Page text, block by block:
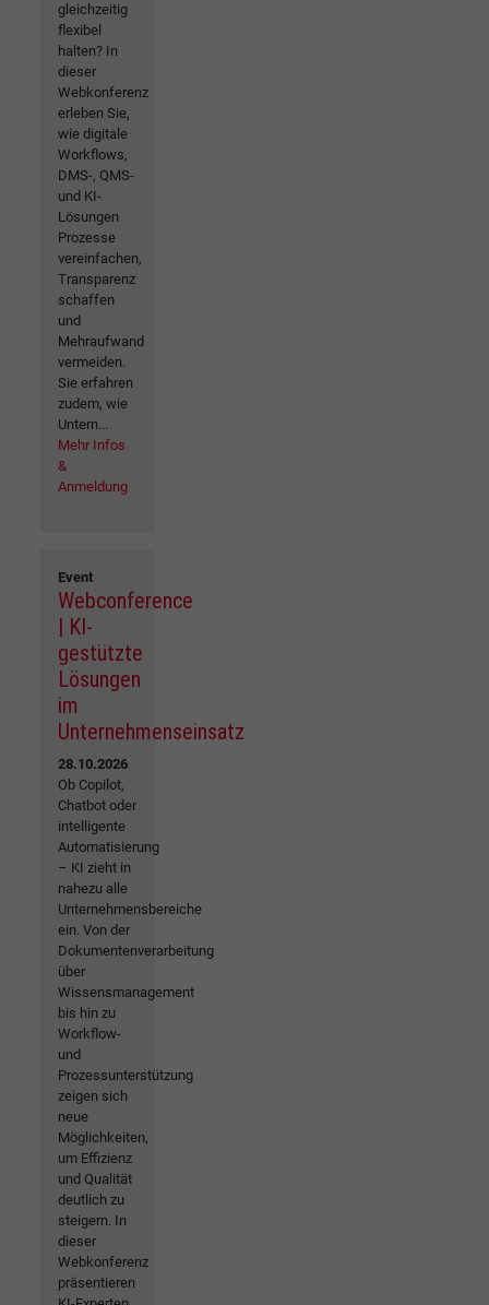
gleichzeitig
flexibel
halten? In
dieser
Webkonferenz
erleben Sie,
wie digitale
Workflows,
DMS-, QMS-
und KI-
Lösungen
Prozesse
vereinfachen,
Transparenz
schaffen
und
Mehraufwand
vermeiden.
Sie erfahren
zudem, wie
Untern...
Mehr Infos
&
Anmeldung
Event
Webconference
| KI-
gestützte
Lösungen
im
Unternehmenseinsatz
28.10.2026
Ob Copilot,
Chatbot oder
intelligente
Automatisierung
– KI zieht in
nahezu alle
Unternehmensbereiche
ein. Von der
Dokumentenverarbeitung
über
Wissensmanagement
bis hin zu
Workflow-
und
Prozessunterstützung
zeigen sich
neue
Möglichkeiten,
um Effizienz
und Qualität
deutlich zu
steigern. In
dieser
Webkonferenz
präsentieren